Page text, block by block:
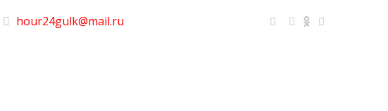
hour24gulk@mail.ru